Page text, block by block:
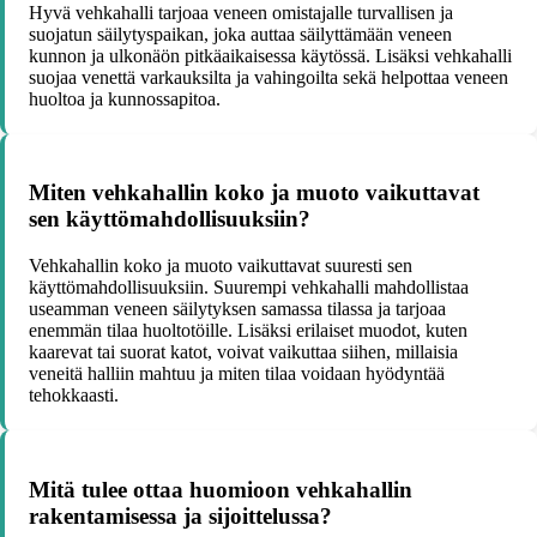
Hyvä vehkahalli tarjoaa veneen omistajalle turvallisen ja
suojatun säilytyspaikan, joka auttaa säilyttämään veneen
kunnon ja ulkonäön pitkäaikaisessa käytössä. Lisäksi vehkahalli
suojaa venettä varkauksilta ja vahingoilta sekä helpottaa veneen
huoltoa ja kunnossapitoa.
Miten vehkahallin koko ja muoto vaikuttavat
sen käyttömahdollisuuksiin?
Vehkahallin koko ja muoto vaikuttavat suuresti sen
käyttömahdollisuuksiin. Suurempi vehkahalli mahdollistaa
useamman veneen säilytyksen samassa tilassa ja tarjoaa
enemmän tilaa huoltotöille. Lisäksi erilaiset muodot, kuten
kaarevat tai suorat katot, voivat vaikuttaa siihen, millaisia
veneitä halliin mahtuu ja miten tilaa voidaan hyödyntää
tehokkaasti.
Mitä tulee ottaa huomioon vehkahallin
rakentamisessa ja sijoittelussa?